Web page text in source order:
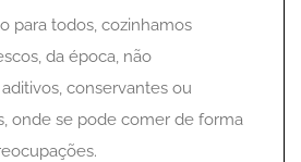
para todos, cozinhamos
da época, não
conservantes ou
onde se pode comer de forma